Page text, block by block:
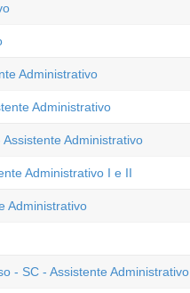
Administrativo
Administrativo
Administrativo
Administrativo I e II
Administrativo
- SC - Assistente Administrativo